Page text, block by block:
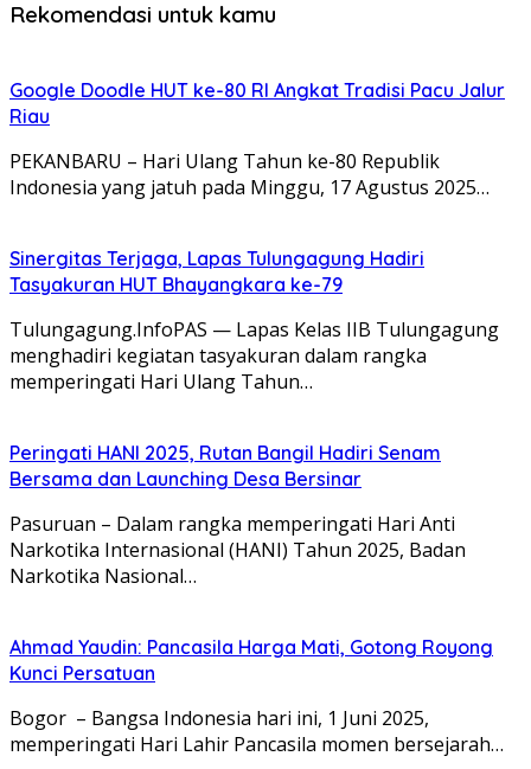
Rekomendasi untuk kamu
Google Doodle HUT ke-80 RI Angkat Tradisi Pacu Jalur
Riau
PEKANBARU – Hari Ulang Tahun ke-80 Republik
Indonesia yang jatuh pada Minggu, 17 Agustus 2025…
Sinergitas Terjaga, Lapas Tulungagung Hadiri
Tasyakuran HUT Bhayangkara ke-79
Tulungagung.InfoPAS — Lapas Kelas IIB Tulungagung
menghadiri kegiatan tasyakuran dalam rangka
memperingati Hari Ulang Tahun…
Peringati HANI 2025, Rutan Bangil Hadiri Senam
Bersama dan Launching Desa Bersinar
Pasuruan – Dalam rangka memperingati Hari Anti
Narkotika Internasional (HANI) Tahun 2025, Badan
Narkotika Nasional…
Ahmad Yaudin: Pancasila Harga Mati, Gotong Royong
Kunci Persatuan
Bogor – Bangsa Indonesia hari ini, 1 Juni 2025,
memperingati Hari Lahir Pancasila momen bersejarah…